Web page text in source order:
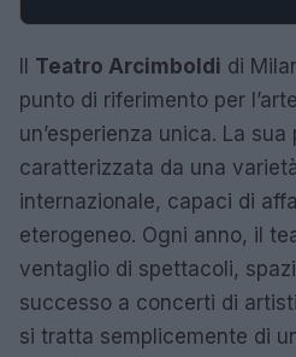
Teatro Arcimboldi di
punto di riferimento per
un’esperienza unica. La
caratterizzata da una
internazionale, capaci di
eterogeneo. Ogni anno, il
ventaglio di spettacoli,
successo a concerti di
si tratta semplicemente di